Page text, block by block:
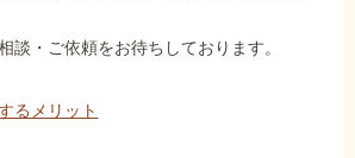
談・ご依頼をお待ちしております。
るメリット